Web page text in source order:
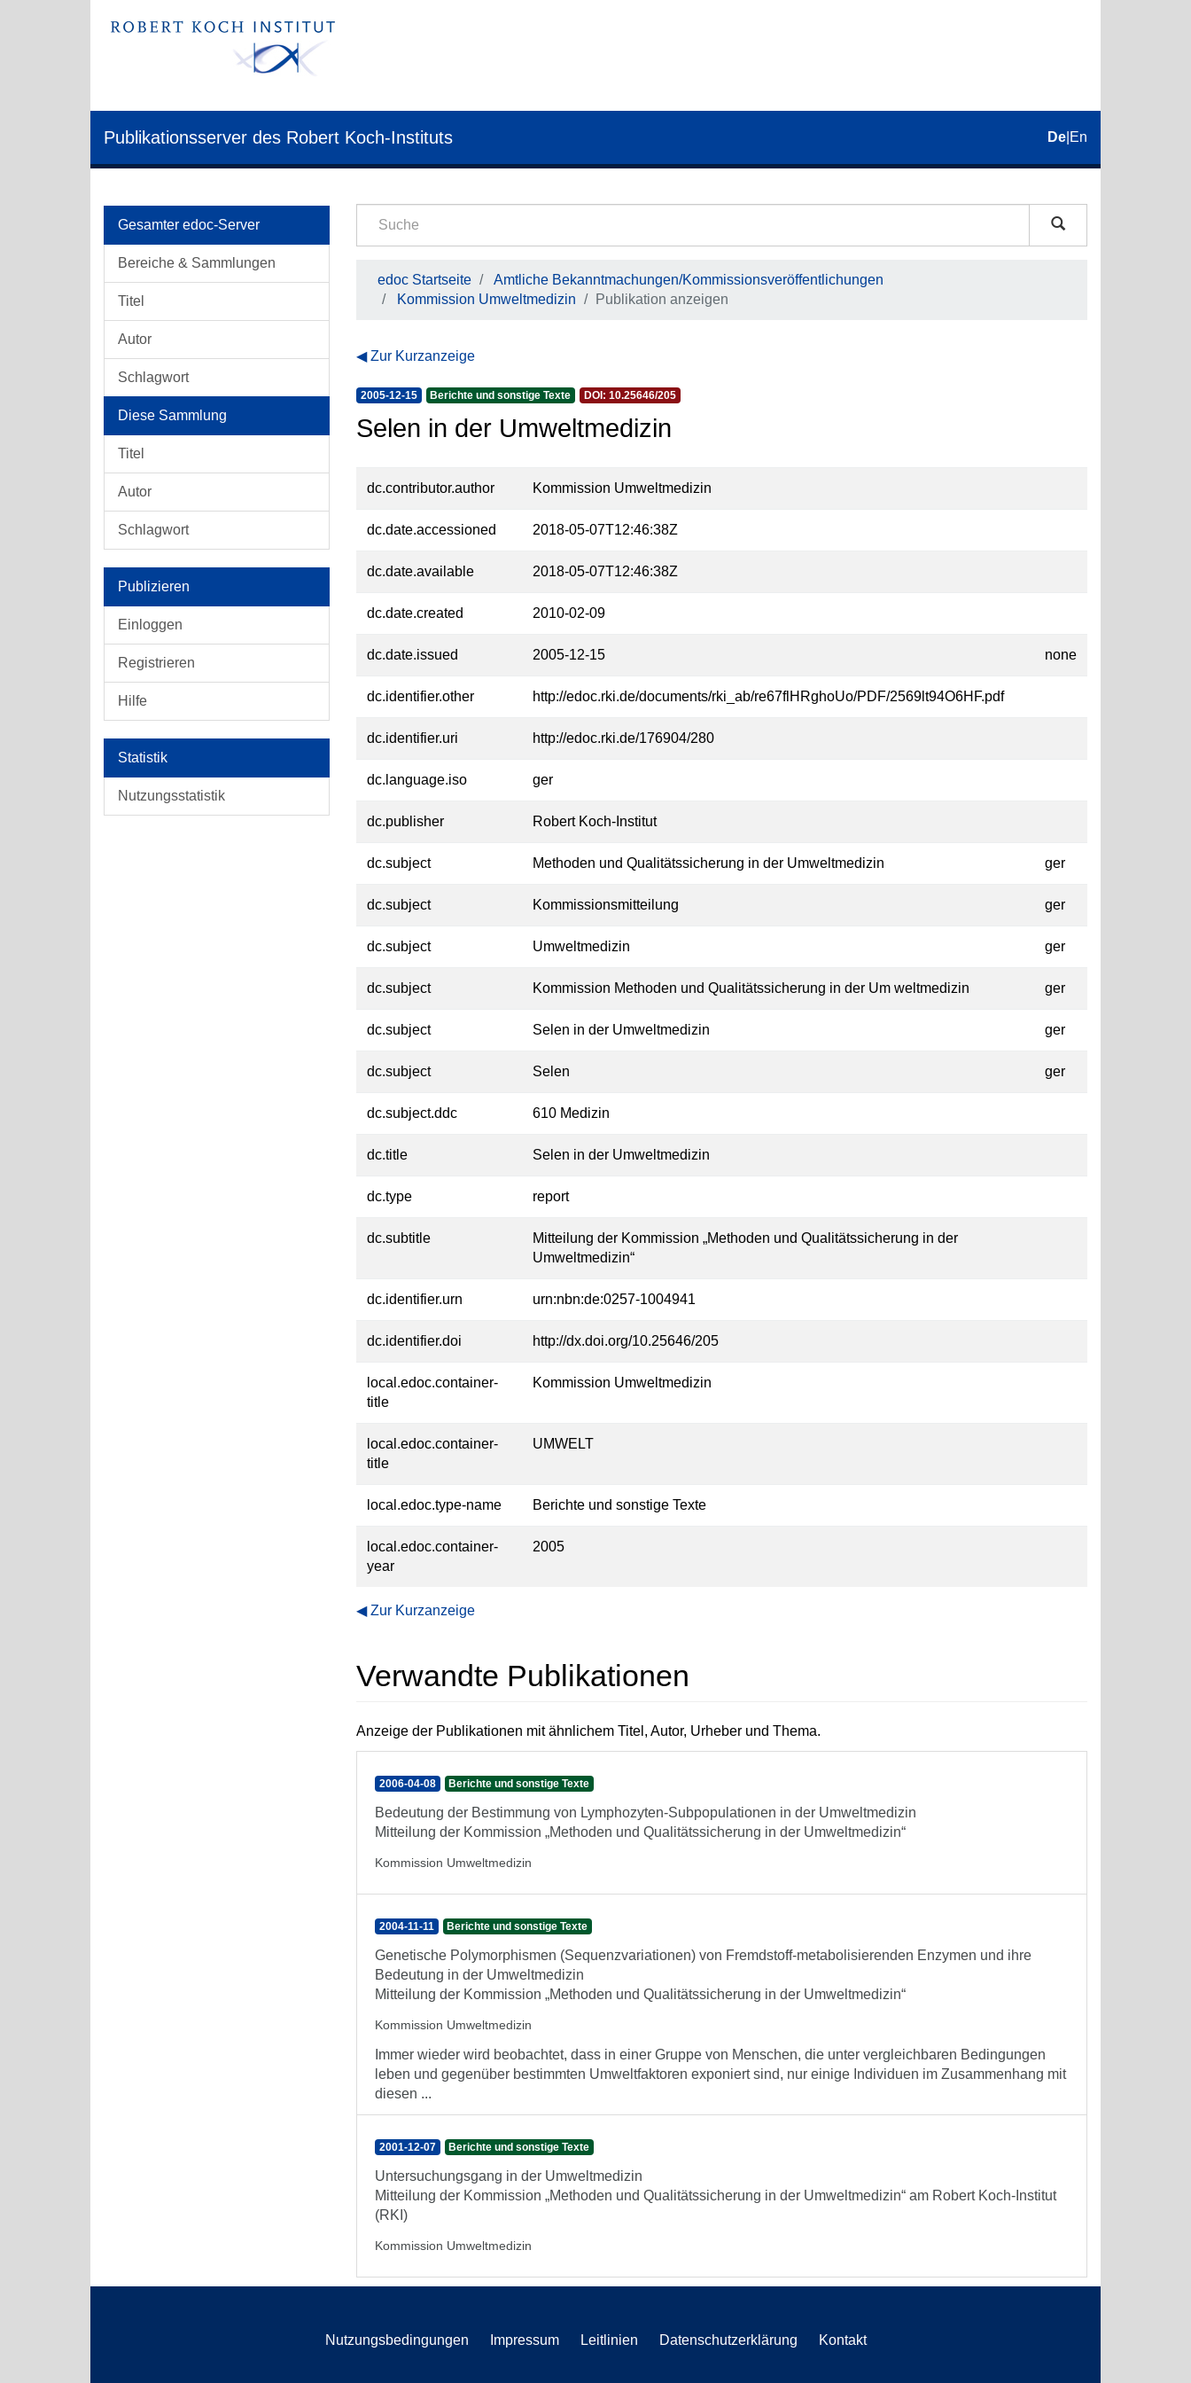
Publikationsserver des Robert Koch-Instituts De En
Gesamter edoc-Server
Bereiche & Sammlungen
Titel
Autor
Schlagwort
Diese Sammlung
Titel
Autor
Schlagwort
Publizieren
Einloggen
Registrieren
Hilfe
Statistik
Nutzungsstatistik
edoc Startseite
Amtliche Bekanntmachungen/Kommissionsveröffentlichungen
Kommission Umweltmedizin
Publikation anzeigen
Zur Kurzanzeige
2005-12-15 Berichte und sonstige Texte DOI: 10.25646/205
Selen in der Umweltmedizin
dc.contributor.author Kommission Umweltmedizin
dc.date.accessioned 2018-05-07T12:46:38Z
dc.date.available 2018-05-07T12:46:38Z
dc.date.created 2010-02-09
dc.date.issued 2005-12-15 none
dc.identifier.other http://edoc.rki.de/documents/rki_ab/re67flHRghoUo/PDF/2569lt94O6HF.pdf
dc.identifier.uri http://edoc.rki.de/176904/280
dc.language.iso ger
dc.publisher Robert Koch-Institut
dc.subject Methoden und Qualitätssicherung in der Umweltmedizin ger
dc.subject Kommissionsmitteilung ger
dc.subject Umweltmedizin ger
dc.subject Kommission Methoden und Qualitätssicherung in der Um weltmedizin ger
dc.subject Selen in der Umweltmedizin ger
dc.subject Selen ger
dc.subject.ddc 610 Medizin
dc.title Selen in der Umweltmedizin
dc.type report
dc.subtitle
Mitteilung der Kommission „Methoden und Qualitätssicherung in der
Umweltmedizin“
dc.identifier.urn urn:nbn:de:0257-1004941
dc.identifier.doi http://dx.doi.org/10.25646/205
local.edoc.container-
title
Kommission Umweltmedizin
local.edoc.container-
title
UMWELT
local.edoc.type-name Berichte und sonstige Texte
local.edoc.container-
year
2005
Zur Kurzanzeige
Verwandte Publikationen
Anzeige der Publikationen mit ähnlichem Titel, Autor, Urheber und Thema.
2006-04-08 Berichte und sonstige Texte
Bedeutung der Bestimmung von Lymphozyten-Subpopulationen in der Umweltmedizin
Mitteilung der Kommission „Methoden und Qualitätssicherung in der Umweltmedizin“
Kommission Umweltmedizin
2004-11-11 Berichte und sonstige Texte
Genetische Polymorphismen (Sequenzvariationen) von Fremdstoff-metabolisierenden Enzymen und ihre
Bedeutung in der Umweltmedizin
Mitteilung der Kommission „Methoden und Qualitätssicherung in der Umweltmedizin“
Kommission Umweltmedizin
Immer wieder wird beobachtet, dass in einer Gruppe von Menschen, die unter vergleichbaren Bedingungen
leben und gegenüber bestimmten Umweltfaktoren exponiert sind, nur einige Individuen im Zusammenhang mit
diesen ...
2001-12-07 Berichte und sonstige Texte
Untersuchungsgang in der Umweltmedizin
Mitteilung der Kommission „Methoden und Qualitätssicherung in der Umweltmedizin“ am Robert Koch-Institut
(RKI)
Kommission Umweltmedizin
Nutzungsbedingungen Impressum Leitlinien Datenschutzerklärung Kontakt